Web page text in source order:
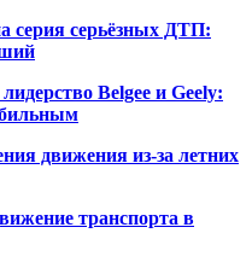
серия серьёзных ДТП:
Belgee и Geely:
движения из-за летних
транспорта в